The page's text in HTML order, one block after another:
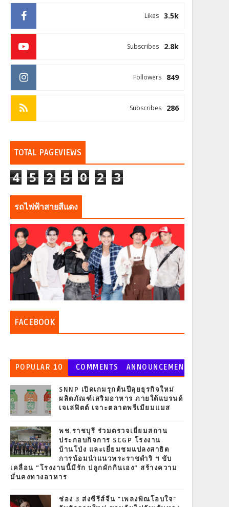
3.5k
Likes
2.8k
Subscribes
849
Followers
286
Subscribes
TOTAL PAGEVIEWS
4 5 2 5 0 2 3
รถไฟฟ้าสายสีแดง
FACEBOOK
POPULAR 10 COMMENTS
ANNOUNCEMEN
T
SNNP เปิดเกมรุกต้นปีลุยธุรกิจใหม่
ผลิตภัณฑ์เสริมอาหาร ภายใต้แบรนด์
เจเล่ฟิตต์ เจาะตลาดพรีเมียมแมส
พช.ราชบุรี ร่วมตรวจเยี่ยมสถาน
ประกอบกิจการ SCGP โรงงาน
บ้านโป่ง และเยี่ยมชมแปลงสาธิต
การน้อมนำแนวพระราชดำริ ฯ ขับ
เคลื่อน “โรงงานนี้มีรัก ปลูกผักกินเอง” สร้างความ
มั่นคงทางอาหาร
ช่อง 3 ส่งซีรีส์จีน "เพลงพิณโอบใจ"